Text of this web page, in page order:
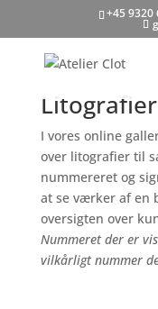
+45 9320
I vores online
over litografier til
nummereret og
at se værker af en
oversigten over
Nummeret der er
vilkårligt nummer